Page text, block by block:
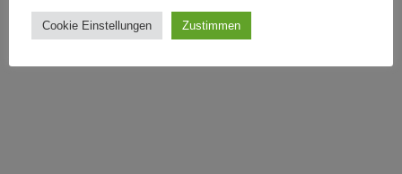
Regierung mit einer Feierlichen Zeremonie gewürdigt, zu
Ehren…Weiterlesen »
Cookie Einstellungen Zustimmen